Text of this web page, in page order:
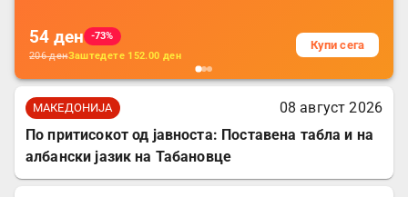
54 ден
-73%
206денЗаштедете 152.00 ден
Купи сега
МАКЕДОНИЈА
08 август 2026
По притисокот од јавноста: Поставена табла и на
албански јазик на Табановце